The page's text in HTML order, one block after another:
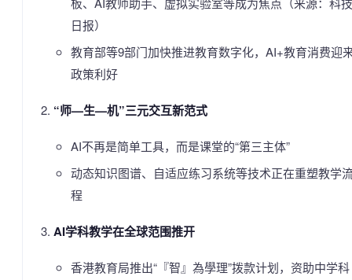
日报）
教育部等9部门加快推进教育数字化，AI+教育消费迎
政策利好
“师—生—机”三元交互新范式
AI不再是简单工具，而是课堂的“第三主体”
动态知识图谱、自适应练习系统等技术正在重塑教学
程
AI学科教学在全球范围推开
香港教育局推出“『智』為學理”拨款计划，资助中学科